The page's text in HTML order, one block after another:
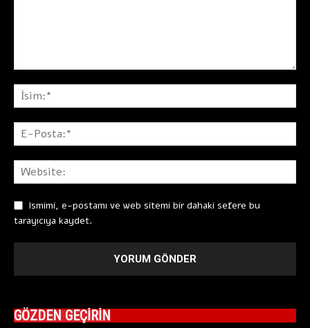
Ismimi, e-postamı ve web sitemi bir dahaki sefere bu
tarayıcıya kaydet.
GÖZDEN GEÇİRİN